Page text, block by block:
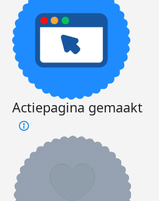
Actiepagina gemaakt